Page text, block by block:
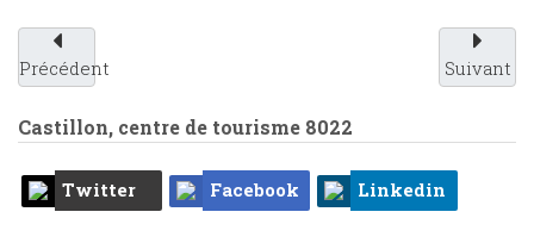
Précédent Suivant
Castillon, centre de tourisme 8022
Twitter Facebook Linkedin